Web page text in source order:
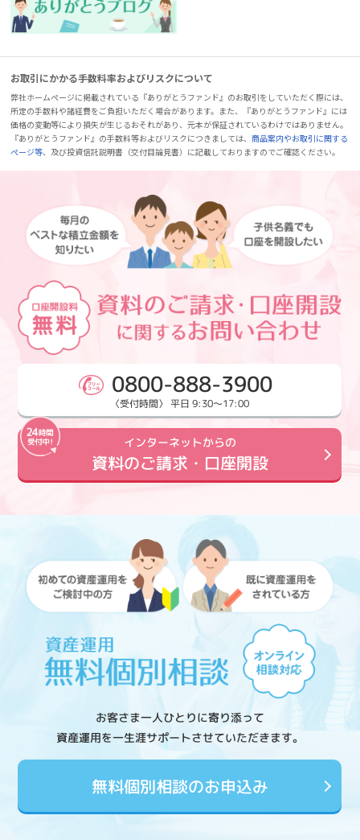
お取引にかかる手数料率およびリスクについて
弊社ホームページに掲載されている『ありがとうファンド』のお取引をしていただく際には、
所定の手数料や諸経費をご負担いただく場合があります。また、『ありがとうファンド』には
価格の変動等により損失が生じるおそれがあり、元本が保証されているわけではありません。
『ありがとうファンド』の手数料等およびリスクにつきましては、商品案内やお取引に関する
ページ等、及び投資信託説明書（交付目論見書）に記載しておりますのでご確認ください。
0800-888-3900
〈受付時間〉 平日 9:30～17:00
インターネットからの
資料のご請求・口座開設
お客さま一人ひとりに寄り添って
資産運用を一生涯サポートさせていただきます。
無料個別相談のお申込み